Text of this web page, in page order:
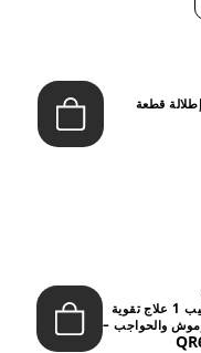
قطعة
ستيب 1 علاج تقوية
والحواجب –